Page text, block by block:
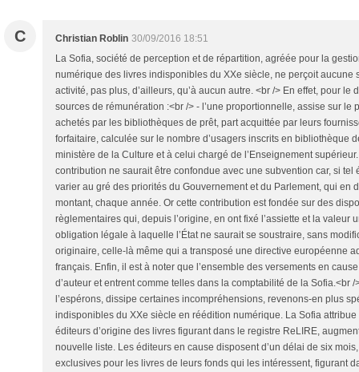
C Christian Roblin 30/09/2016 18:51
La Sofia, société de perception et de répartition, agréée pour la
numérique des livres indisponibles du XXe siècle, ne perçoit aucune
activité, pas plus, d’ailleurs, qu’à aucun autre. <br /> En effet, pour le
sources de rémunération :<br /> - l’une proportionnelle, assise sur le
achetés par les bibliothèques de prêt, part acquittée par leurs
forfaitaire, calculée sur le nombre d’usagers inscrits en bibliothèque
ministère de la Culture et à celui chargé de l’Enseignement
contribution ne saurait être confondue avec une subvention car, si tel
varier au gré des priorités du Gouvernement et du Parlement, qui en
montant, chaque année. Or cette contribution est fondée sur des
règlementaires qui, depuis l’origine, en ont fixé l’assiette et la valeur
obligation légale à laquelle l’État ne saurait se soustraire, sans
originaire, celle-là même qui a transposé une directive européenne
français. Enfin, il est à noter que l’ensemble des versements en
d’auteur et entrent comme telles dans la comptabilité de la Sofia.<br
l’espérons, dissipe certaines incompréhensions, revenons-en plus
indisponibles du XXe siècle en réédition numérique. La Sofia
éditeurs d’origine des livres figurant dans le registre ReLIRE,
nouvelle liste. Les éditeurs en cause disposent d’un délai de six
exclusives pour les livres de leurs fonds qui les intéressent, figurant